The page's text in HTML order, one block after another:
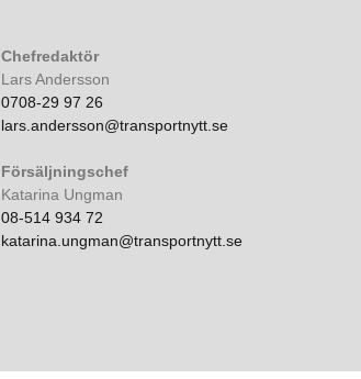
Chefredaktör
Lars Andersson
0708-29 97 26
lars.andersson@transportnytt.se
Försäljningschef
Katarina Ungman
08-514 934 72
katarina.ungman@transportnytt.se